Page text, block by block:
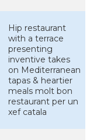
Hip restaurant
with a terrace
presenting
inventive takes
on Mediterranean
tapas & heartier
meals molt bon
restaurant per un
xef catala